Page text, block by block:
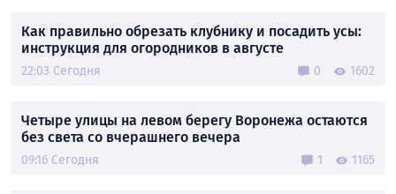
Как правильно обрезать клубнику и посадить усы:
инструкция для огородников в августе
22:03 Сегодня 0 1602
Четыре улицы на левом берегу Воронежа остаются
без света со вчерашнего вечера
09:16 Сегодня 1 1165